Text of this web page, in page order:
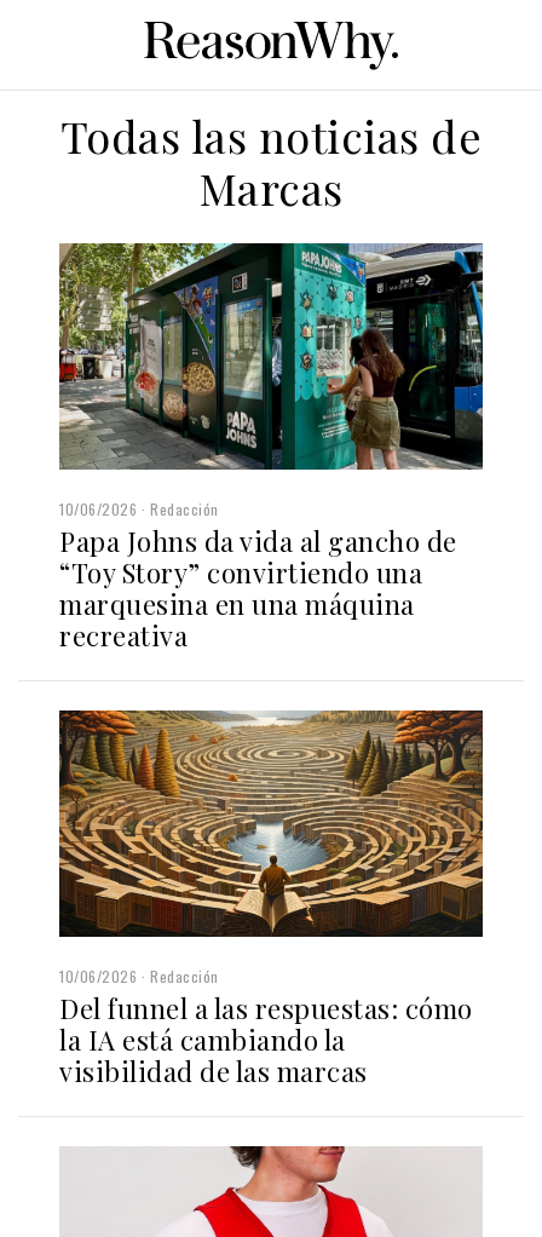
Todas las noticias de
Marcas
10/06/2026 Redacción
Papa Johns da vida al gancho de
“Toy Story” convirtiendo una
marquesina en una máquina
recreativa
10/06/2026 Redacción
Del funnel a las respuestas: cómo
la IA está cambiando la
visibilidad de las marcas